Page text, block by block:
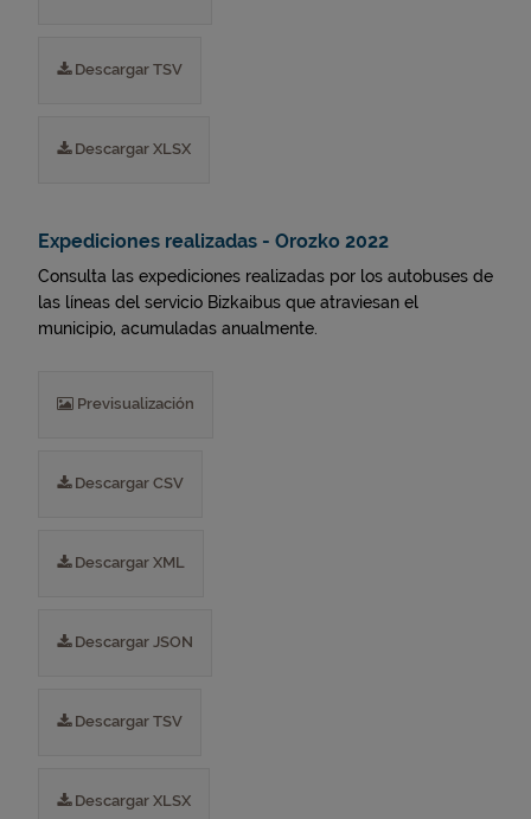
Descargar TSV
Descargar XLSX
Expediciones realizadas - Orozko 2022
Consulta las expediciones realizadas por los autobuses de
las líneas del servicio Bizkaibus que atraviesan el
municipio, acumuladas anualmente.
Previsualización
Descargar CSV
Descargar XML
Descargar JSON
Descargar TSV
Descargar XLSX